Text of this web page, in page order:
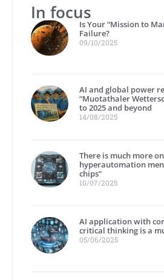
In focus
Is Your “Mission to
Failure?
09/10/2025
AI and global power
“Muotathaler
to 2025 and beyond
14/08/2025
There is much more
hyperautomation
chips”
10/07/2025
AI application with
critical thinking is a
05/06/2025